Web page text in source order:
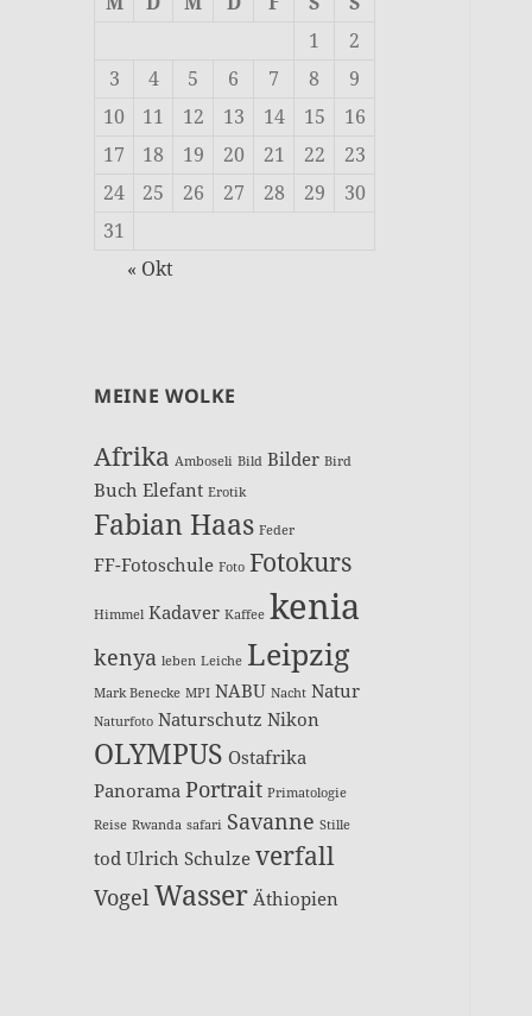
1
2
3
4 5 6 7 8
9
10
11 12 13 14 15
16
17
18 19 20 21 22
23
24
25 26 27 28 29
30
31
« Okt
MEINE WOLKE
Afrika Amboseli Bild Bilder Bird
Buch Elefant Erotik
Fabian Haas Feder
FF-Fotoschule Foto Fotokurs
Himmel Kadaver Kaffee kenia
kenya leben Leiche Leipzig
Mark Benecke MPI NABU Nacht Natur
Naturfoto Naturschutz Nikon
OLYMPUS Ostafrika
Panorama Portrait Primatologie
Reise Rwanda safari Savanne Stille
tod Ulrich Schulze verfall
VogelWasser Äthiopien